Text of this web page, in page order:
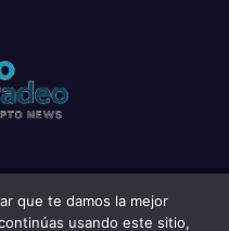
News Click deThemeansar
que te damos la mejor
usando este sitio,